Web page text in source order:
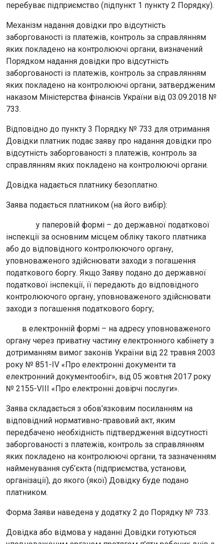
перебуває підприємство (підпункт 1 пункту 2 Порядку).
Механізм надання довідки про відсутність
заборгованості із платежів, контроль за справлянням
яких покладено на контролюючі органи, визначений
Порядком надання довідки про відсутність
заборгованості із платежів, контроль за справлянням
яких покладено на контролюючі органи, затвердженим
наказом Міністерства фінансів України від 03.09.2018 №
733.
Відповідно до пункту 3 Порядку № 733 для отримання
Довідки платник подає заяву про надання довідки про
відсутність заборгованості з платежів, контроль за
справлянням яких покладено на контролюючі органи.
Довідка надається платнику безоплатно.
Заява подається платником (на його вибір):
у паперовій формі – до державної податкової
інспекції за основним місцем обліку такого платника
або до відповідного контролюючого органу,
уповноваженого здійснювати заходи з погашення
податкового боргу. Якщо Заяву подано до державної
податкової інспекції, її передають до відповідного
контролюючого органу, уповноваженого здійснювати
заходи з погашення податкового боргу;
в електронній формі – на адресу уповноваженого
органу через приватну частину електронного кабінету з
дотриманням вимог законів України від 22 травня 2003
року № 851-IV «Про електронні документи та
електронний документообіг», від 05 жовтня 2017 року
№ 2155-VIII «Про електронні довірчі послуги».
Заява складається з обов’язковим посиланням на
відповідний нормативно-правовий акт, яким
передбачено необхідність підтвердження відсутності
заборгованості з платежів, контроль за справлянням
яких покладено на контролюючі органи, та зазначенням
найменування суб’єкта (підприємства, установи,
організації), до якого (якої) Довідку буде подано
платником.
Форма Заяви наведена у додатку 2 до Порядку № 733.
Довідка або відмова у наданні Довідки готуються